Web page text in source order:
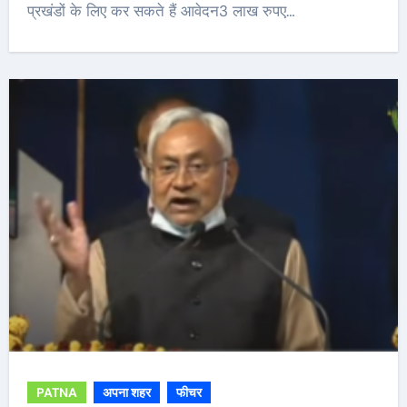
प्रखंडों के लिए कर सकते हैं आवेदन3 लाख रुपए…
PATNA अपना शहर फीचर